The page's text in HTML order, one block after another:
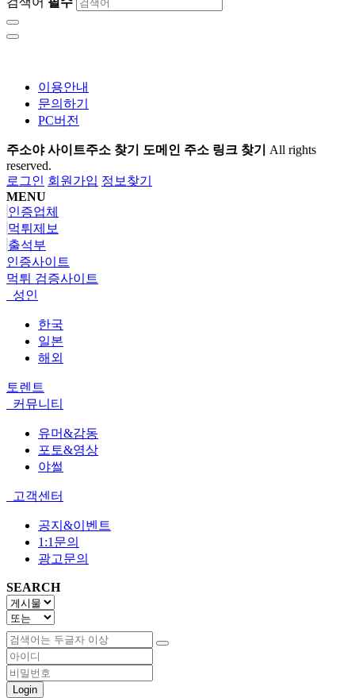
이용안내
문의하기
PC버전
주소야 사이트주소 찾기 도메인 주소 링크 찾기 All rights
reserved.
로그인 회원가입 정보찾기
MENU
인증업체
먹튀제보
출석부
인증사이트
먹튀 검증사이트
성인
한국
일본
해외
토렌트
커뮤니티
유머&감동
포토&영상
야썰
고객센터
공지&이벤트
1:1문의
광고문의
SEARCH
Login